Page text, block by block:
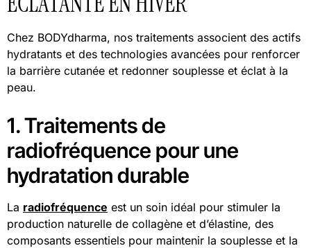
Chez BODYdharma, nos traitements associent des actifs
hydratants et des technologies avancées pour renforcer
la barrière cutanée et redonner souplesse et éclat à la
peau.
1. Traitements de
radiofréquence pour une
hydratation durable
La radiofréquence est un soin idéal pour stimuler la
production naturelle de collagène et d’élastine, des
composants essentiels pour maintenir la souplesse et la